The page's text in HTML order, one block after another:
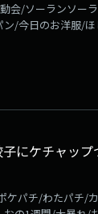
リスナーの皆さん
理想のシチュエー
、ケニア欲を高め
会/ソーランソー
/今日のお洋服/
お聴きいただけ
channels/
コーナーメール
まで！Xでの感
メ情報に関する
、ほかほかのご
ます。●ケニア！
理想のシチュエ
にケチャッ
ケパチ/わたパチ/